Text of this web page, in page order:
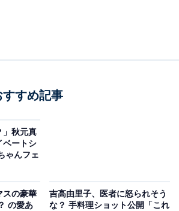
すめ記事
」秋元真
ベートシ
ゃんフェ
スの豪華
の愛あ
吉高由里子、医者に怒られそう
な？ 手料理ショット公開「これ